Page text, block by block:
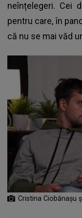
neînțelegeri. Cei
pentru care, în
că nu se mai văd
Cristina Ciobănașu